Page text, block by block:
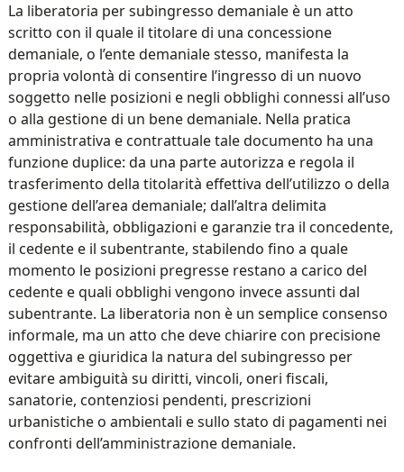
La liberatoria per subingresso demaniale è un atto
scritto con il quale il titolare di una concessione
demaniale, o l’ente demaniale stesso, manifesta la
propria volontà di consentire l’ingresso di un nuovo
soggetto nelle posizioni e negli obblighi connessi all’uso
o alla gestione di un bene demaniale. Nella pratica
amministrativa e contrattuale tale documento ha una
funzione duplice: da una parte autorizza e regola il
trasferimento della titolarità effettiva dell’utilizzo o della
gestione dell’area demaniale; dall’altra delimita
responsabilità, obbligazioni e garanzie tra il concedente,
il cedente e il subentrante, stabilendo fino a quale
momento le posizioni pregresse restano a carico del
cedente e quali obblighi vengono invece assunti dal
subentrante. La liberatoria non è un semplice consenso
informale, ma un atto che deve chiarire con precisione
oggettiva e giuridica la natura del subingresso per
evitare ambiguità su diritti, vincoli, oneri fiscali,
sanatorie, contenziosi pendenti, prescrizioni
urbanistiche o ambientali e sullo stato di pagamenti nei
confronti dell’amministrazione demaniale.